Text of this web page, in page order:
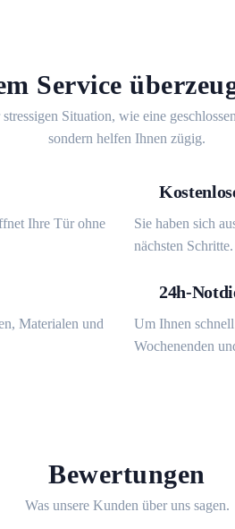
Service
Situation, wie eine
sondern helfen Ihnen zügig.
Ihre Tür ohne
Sie haben sich
nächsten Schritte.
Materialen und
24h-
Um Ihnen
Wochenenden
Bewertungen
Was unsere Kunden über uns sagen.